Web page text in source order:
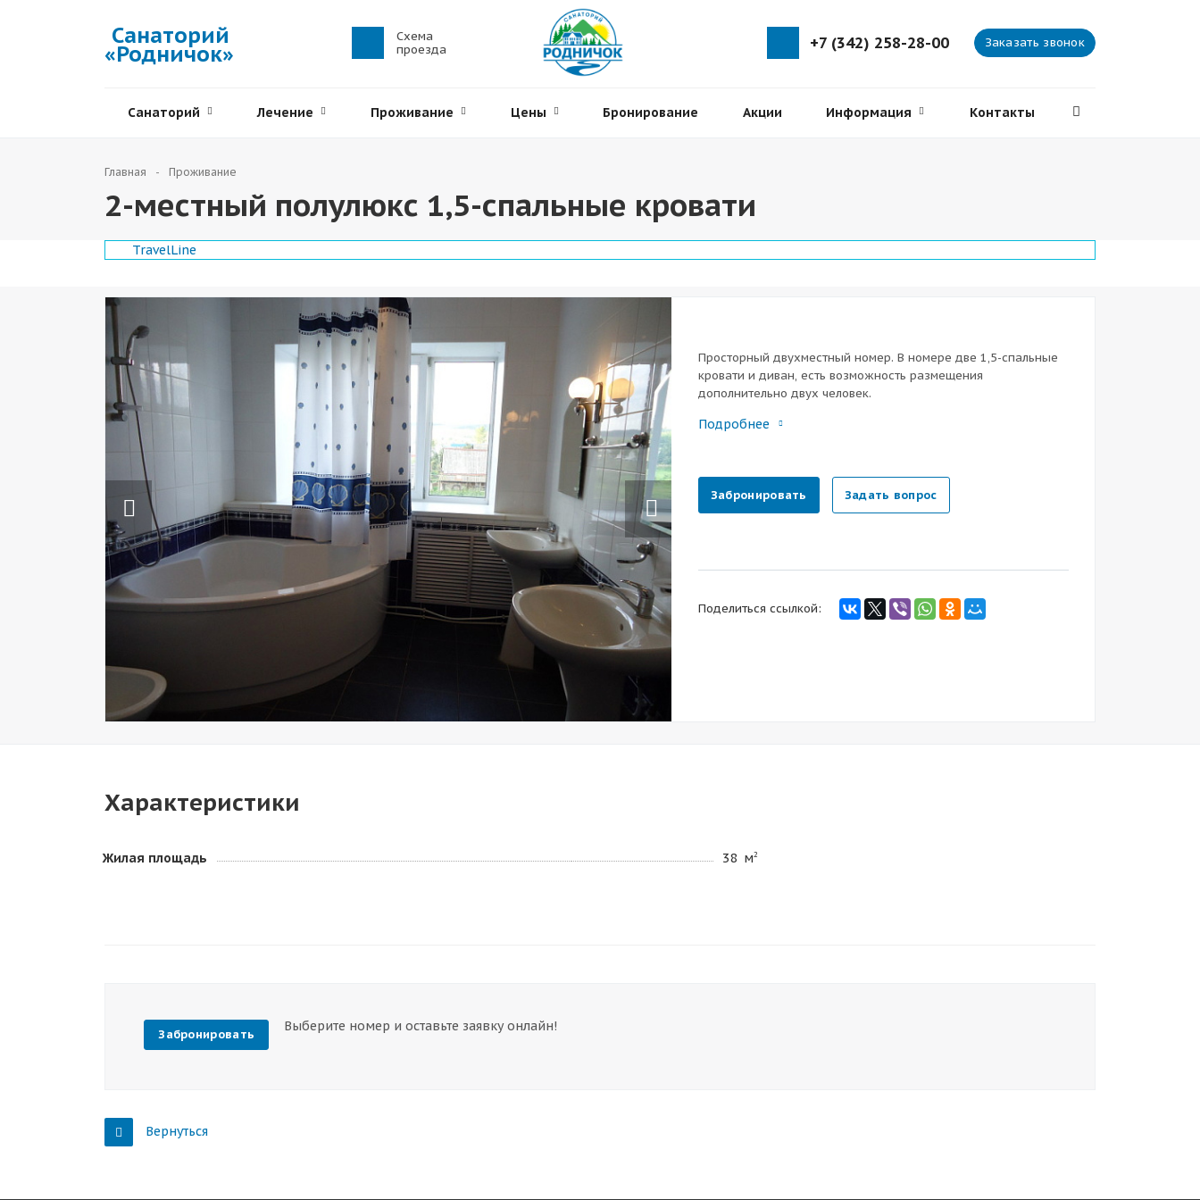
Санаторий
«Родничок»
Схема
проезда
Заказать звонок
+7 (342) 258-28-00
Санаторий Лечение Проживание Цены Бронирование Акции Информация Контакты
Главная Проживание
2-местный полулюкс 1,5-спальные кровати
TravelLine
Previous Next
Просторный двухместный номер. В номере две 1,5-спальные
кровати и диван, есть возможность размещения
дополнительно двух человек.
Подробнее
Забронировать Задать вопрос
Поделиться ссылкой:
Характеристики
Жилая площадь 38 м2
Забронировать Выберите номер и оставьте заявку онлайн!
Вернуться